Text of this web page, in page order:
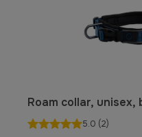
Roam collar, unisex,
5.0 (2)